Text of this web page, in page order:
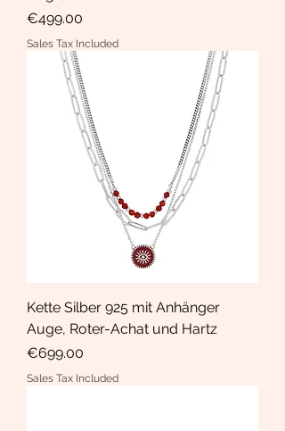
Price
€499.00
Sales Tax Included
Kette Silber 925 mit Anhänger
Auge, Roter-Achat und Hartz
Price
€699.00
Sales Tax Included